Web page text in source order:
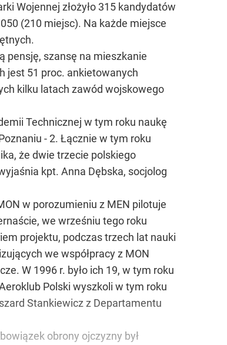
Wojennej złożyło 315 kandydatów
(210 miejsc). Na każde miejsce
pensję, szansę na mieszkanie
jest 51 proc. ankietowanych
kilku latach zawód wojskowego
Technicznej w tym roku naukę
- 2. Łącznie w tym roku
że dwie trzecie polskiego
kpt. Anna Dębska, socjolog
w porozumieniu z MEN pilotuje
we wrześniu tego roku
projektu, podczas trzech lat nauki
we współpracy z MON
W 1996 r. było ich 19, w tym roku
Polski wyszkoli w tym roku
Stankiewicz z Departamentu
obrony ojczyzny był